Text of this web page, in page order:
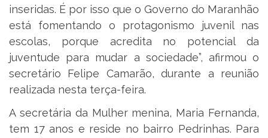
inseridas. É por isso que o Governo do Maranhão
está fomentando o protagonismo juvenil nas
escolas, porque acredita no potencial da
juventude para mudar a sociedade”, afirmou o
secretário Felipe Camarão, durante a reunião
realizada nesta terça-feira.
A secretária da Mulher menina, Maria Fernanda,
tem 17 anos e reside no bairro Pedrinhas. Para